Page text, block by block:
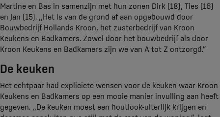
Martine en Bas in samenzijn met hun zonen Dirk (18), Ties (16)
en Jan (15). ,,Het is van de grond af aan opgebouwd door
Bouwbedrijf Hollands Kroon, het zusterbedrijf van Kroon
Keukens en Badkamers. Zowel door het bouwbedrijf als door
Kroon Keukens en Badkamers zijn we van A tot Z ontzorgd.”
De keuken
Het echtpaar had expliciete wensen voor de keuken waar Kroon
Keukens en Badkamers op een mooie manier invulling aan heeft
gegeven. ,,De keuken moest een houtlook-uiterlijk krijgen en